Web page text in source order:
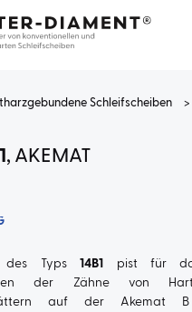
Schleifscheiben >
, AKEMAT
des Typs14B1
pist für
der Zähne von
auf der Akemat B